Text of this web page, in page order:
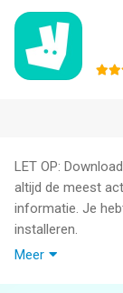
LET OP:
altijd de meest
informatie. Je
installeren.
Meer